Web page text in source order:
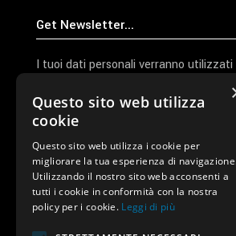
I tuoi dati personali verranno
l'elaborazione della richiesta e per
nella nostraprivacy policy
Ho letto e accetto la privacy
Invia I Dati
Questo sito web utilizza
cookie
Questo sito web utilizza i cookie per
migliorare la tua esperienza di
Utilizzando il nostro sito web acconsenti a
tutti i cookie in conformità con la nostra
policy per i cookie. Leggi di più